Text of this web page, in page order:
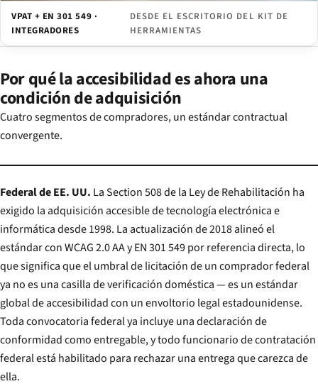
VPAT + EN 301 549 ·
INTEGRADORES
DESDE EL ESCRITORIO DEL KIT DE
HERRAMIENTAS
Por qué la accesibilidad es ahora una
condición de adquisición
Cuatro segmentos de compradores, un estándar contractual
convergente.
Federal de EE. UU. La Section 508 de la Ley de Rehabilitación ha
exigido la adquisición accesible de tecnología electrónica e
informática desde 1998. La actualización de 2018 alineó el
estándar con WCAG 2.0 AA y EN 301 549 por referencia directa, lo
que significa que el umbral de licitación de un comprador federal
ya no es una casilla de verificación doméstica — es un estándar
global de accesibilidad con un envoltorio legal estadounidense.
Toda convocatoria federal ya incluye una declaración de
conformidad como entregable, y todo funcionario de contratación
federal está habilitado para rechazar una entrega que carezca de
ella.